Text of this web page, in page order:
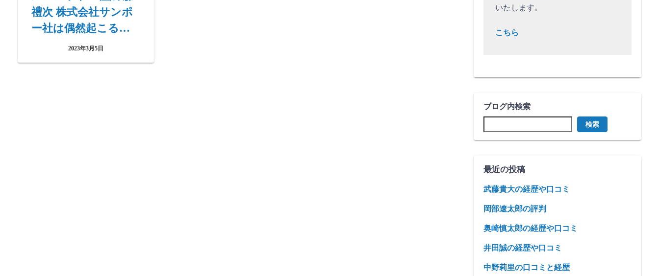
禮次 株式会社サンポ
ー社は偶然起こるこ
とに頼っている?
2023年3月5日
いたします。
こちら
ブログ内検索
検索
最近の投稿
武藤貴大の経歴や口コミ
岡部遼太郎の評判
奥崎慎太郎の経歴や口コミ
井田誠の経歴や口コミ
中野莉里の口コミと経歴